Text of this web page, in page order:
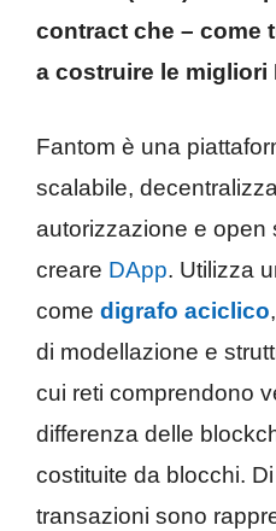
contract che – come
a costruire le migliori
Fantom è una
scalabile,
autorizzazione e open
creare DApp. Utilizza
come digrafo aciclico
di modellazione e
cui reti comprendono
differenza delle
costituite da blocchi.
transazioni sono